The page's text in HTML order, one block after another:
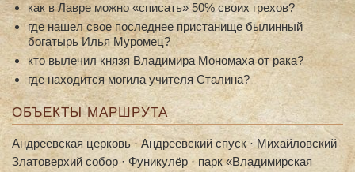
как в Лавре можно «списать» 50% своих грехов?
где нашел свое последнее пристанище былинный
богатырь Илья Муромец?
кто вылечил князя Владимира Мономаха от рака?
где находится могила учителя Сталина?
ОБЪЕКТЫ МАРШРУТА
Андреевская церковь · Андреевский спуск · Михайловский
Златоверхий собор · Фуникулёр · парк «Владимирская